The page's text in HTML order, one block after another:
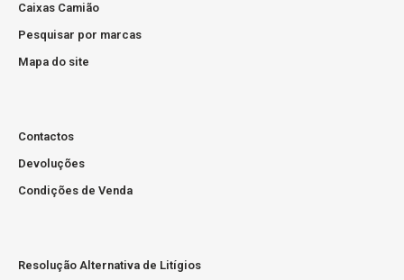
Caixas Camião
Pesquisar por marcas
Mapa do site
Contactos
Devoluções
Condições de Venda
Resolução Alternativa de Litígios